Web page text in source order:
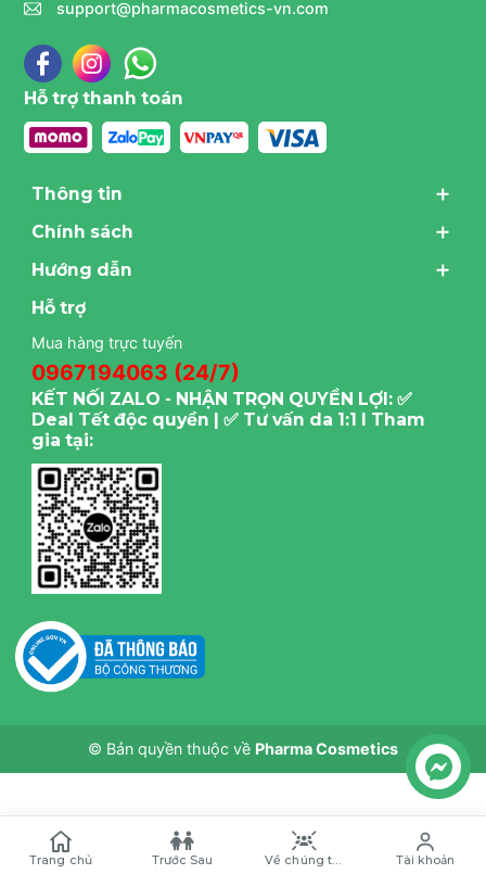
support@pharmacosmetics-vn.com
Hỗ trợ thanh toán
Thông tin
Chính sách
Hướng dẫn
Hỗ trợ
Mua hàng trực tuyến
0967194063 (24/7)
KẾT NỐI ZALO - NHẬN TRỌN QUYỀN LỢI: ✅
Deal Tết độc quyền | ✅ Tư vấn da 1:1 I Tham
gia tại:
© Bản quyền thuộc về Pharma Cosmetics
Trang chủ Trước Sau Tài khoản